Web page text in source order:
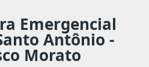
Emergencial
Antônio -
Morato